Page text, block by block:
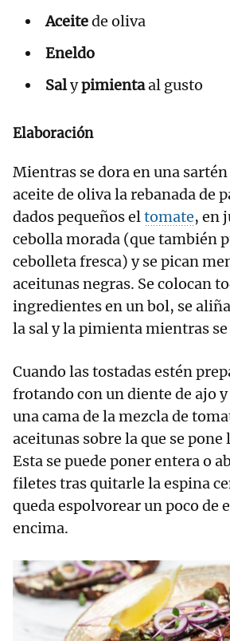
Aceitede oliva
Eneldo
Salypimientaal gusto
Elaboración
Mientras se dora en una
aceite de oliva la rebanada de
dados pequeños eltomate, en
cebolla morada (que también
cebolleta fresca) y se pican
aceitunas negras. Se colocan
ingredientes en un bol, se
la sal y la pimienta mientras
Cuando las tostadas estén
frotando con un diente de ajo
una cama de la mezcla de
aceitunas sobre la que se
Esta se puede poner entera o
filetes tras quitarle la espina
queda espolvorear un poco de
encima.